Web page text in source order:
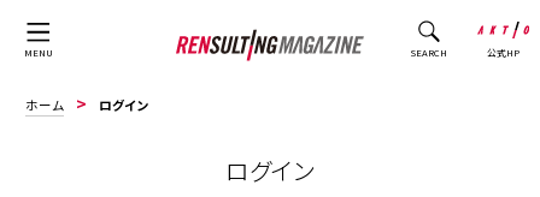
MENU SEARCH 公式HP
ホーム ログイン
ログイン